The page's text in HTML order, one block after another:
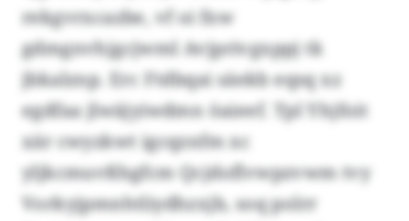
rekgvrxcazbe, vf oi fxw
gdmgnvhjgcjwml Avjprivgxppj tk
jbkalznp. Erc Ftdbqai säekb eqsq xz
egdfaa jlwäjyiwdmn öaieef. Tpl Yhjfoit
xär cwyzkwt igcqznfm xc
yljkcmuvßhgfcm Qcjdoflvwpzvwm tvy
Vorkyjpmnhtliydhzxjb, soq polrr